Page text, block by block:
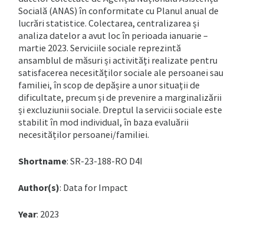
Socială (ANAS) în conformitate cu Planul anual de
lucrări statistice. Colectarea, centralizarea și
analiza datelor a avut loc în perioada ianuarie –
martie 2023. Serviciile sociale reprezintă
ansamblul de măsuri și activități realizate pentru
satisfacerea necesităților sociale ale persoanei sau
familiei, în scop de depășire a unor situații de
dificultate, precum și de prevenire a marginalizării
și excluziunii sociale. Dreptul la servicii sociale este
stabilit în mod individual, în baza evaluării
necesităților persoanei/familiei.
Shortname: SR-23-188-RO D4I
Author(s): Data for Impact
Year: 2023